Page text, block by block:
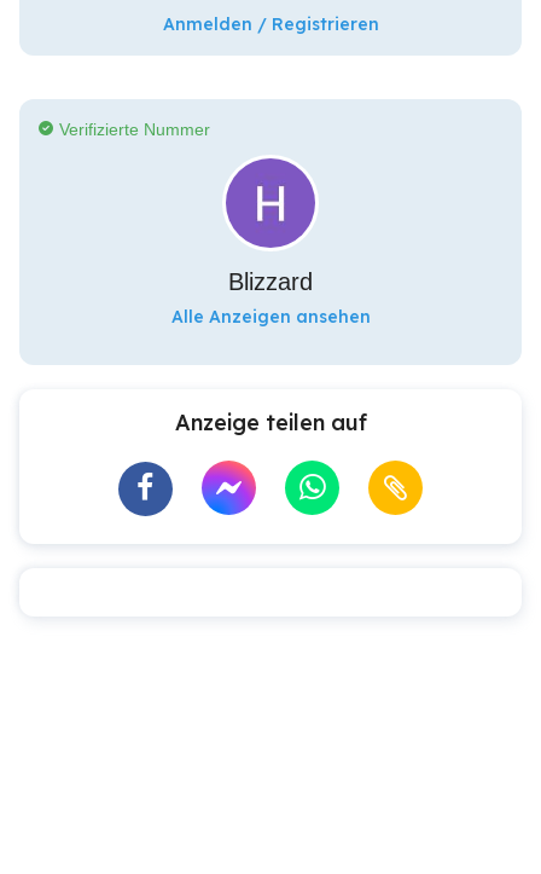
Anmelden / Registrieren
Verifizierte Nummer
Blizzard
Alle Anzeigen ansehen
Anzeige teilen auf